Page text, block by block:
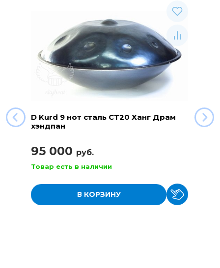
D Kurd 9 нот сталь СТ20 Ханг Драм
хэндпан
95 000 руб.
Товар есть в наличии
В КОРЗИНУ